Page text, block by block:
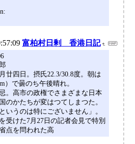
富柏村日剰 香港日記
廿四日。摂氏22.3/30.8度。朝は
）で曇のち午後晴れ。
。高市の政権でさまざまな日本
のかたちが変はつてしまつた。
いうのは特にございません」。
受けた7月27日の記者会見で特別
点を問われた高